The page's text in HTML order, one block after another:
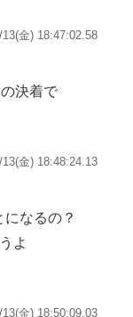
13(金) 18:47:02.58
決着で
13(金) 18:48:24.13
なるの？
よ
13(金) 18:50:09.03